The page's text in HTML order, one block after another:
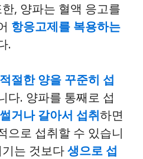
, 양파는 혈액 응고를
항응고제를 복용하는
.
적절한 양을 꾸준히 섭
다. 양파를 통째로 섭
거나 갈아서 섭취하면
으로 섭취할 수 있습니
는 것보다생으로 섭